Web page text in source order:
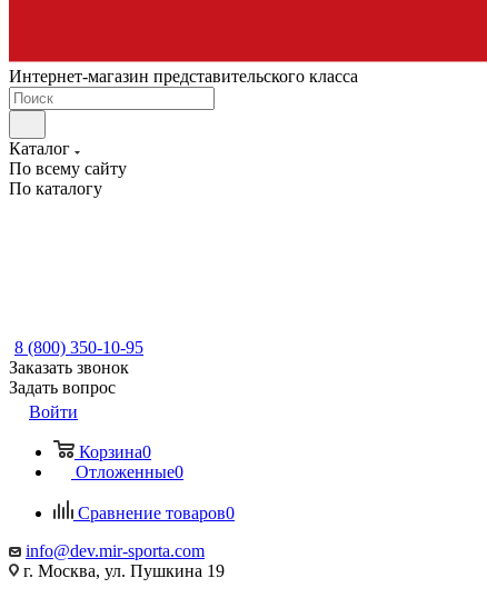
Интернет-магазин представительского класса
Каталог
По всему сайту
По каталогу
8 (800) 350-10-95
Заказать звонок
Задать вопрос
Войти
Корзина0
Отложенные0
Сравнение товаров0
info@dev.mir-sporta.com
г. Москва, ул. Пушкина 19